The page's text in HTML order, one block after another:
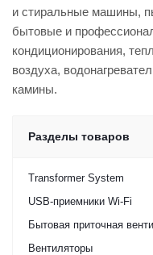
и стиральные машины,
бытовые и
кондиционирования,
воздуха,
камины.
Разделы товаров
Transformer System
USB-приемники Wi-Fi
Бытовая приточная
Вентиляторы